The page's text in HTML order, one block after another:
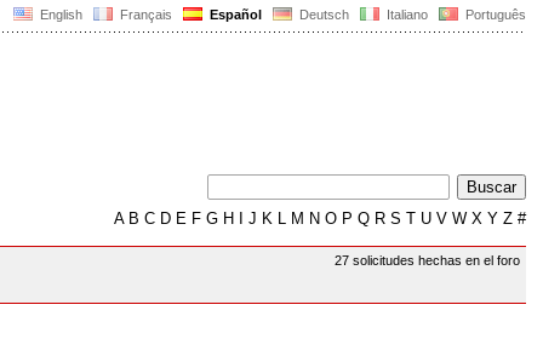
English Français Español Deutsch Italiano Português
AB C D E F G H J K L M N O P Q R S T U V W X Y Z #
27 solicitudes hechas en el foro